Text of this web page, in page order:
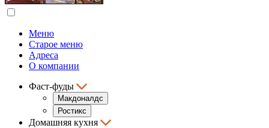
Меню
Старое меню
Адреса
О компании
Фаст-фуды
Макдоналдс
Ростикс
Домашняя кухня